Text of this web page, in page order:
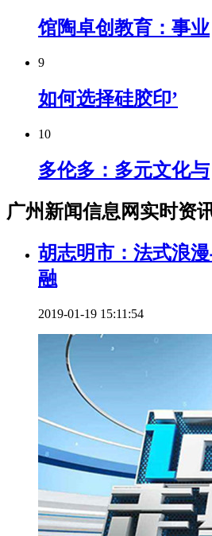
馆陶卓创教育：事业
9
如何选择硅胶印’
10
多伦多：多元文化与
广州新闻信息网实时资
胡志明市：法式浪
融
2019-01-19 15:11:54